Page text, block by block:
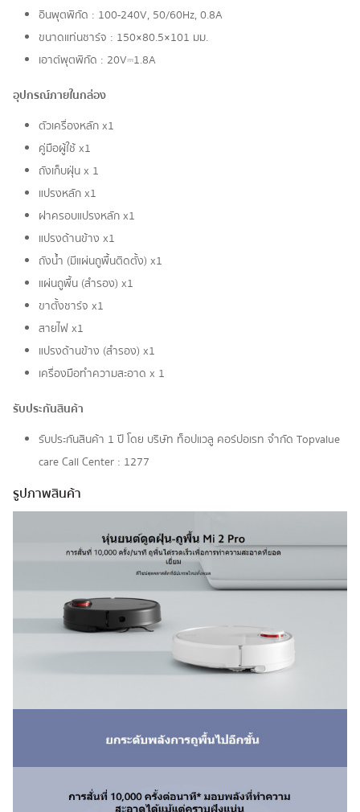
อินพุตพิกัด : 100-240V, 50/60Hz, 0.8A
ขนาดแท่นชาร์จ : 150×80.5×101 มม.
เอาต์พุตพิกัด : 20V⎓1.8A
อุปกรณ์ภายในกล่อง
ตัวเครื่องหลัก x 1
คู่มือผู้ใช้ x 1
ถังเก็บฝุ่น x 1
แปรงหลัก x 1
ฝาครอบแปรงหลัก x 1
แปรงด้านข้าง x 1
ถังน้ำ (มีแผ่นถูพื้นติดตั้ง) x 1
แผ่นถูพื้น (สำรอง) x 1
ขาตั้งชาร์จ x 1
สายไฟ x 1
แปรงด้านข้าง (สำรอง) x 1
เครื่องมือทำความสะอาด x 1
รับประกันสินค้า
รับประกันสินค้า 1 ปี โดย บริษัท ท็อปแวลู คอร์ปอเรท จํากัด Topvalue
care Call Center : 1277
รูปภาพสินค้า